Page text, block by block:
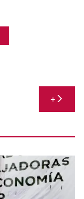
+